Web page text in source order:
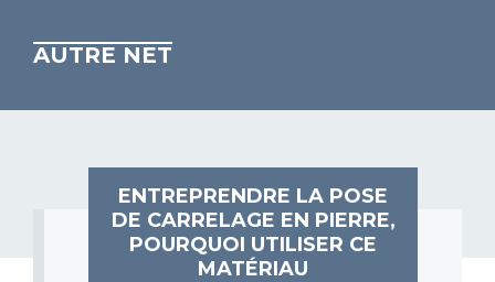
AUTRE NET
ENTREPRENDRE LA POSE
DE CARRELAGE EN PIERRE,
POURQUOI UTILISER CE
MATÉRIAU